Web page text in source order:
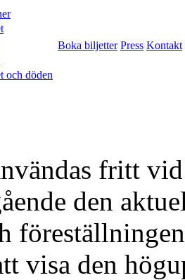
och döden
Boka biljetter Press Kontakt
fritt
den
visa den